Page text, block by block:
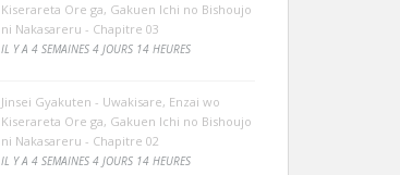
Kiserareta Ore ga, Gakuen Ichi no Bishoujo
ni Nakasareru - Chapitre 03
IL Y A 4 SEMAINES 4 JOURS 14 HEURES
Jinsei Gyakuten - Uwakisare, Enzai wo
Kiserareta Ore ga, Gakuen Ichi no Bishoujo
ni Nakasareru - Chapitre 02
IL Y A 4 SEMAINES 4 JOURS 14 HEURES